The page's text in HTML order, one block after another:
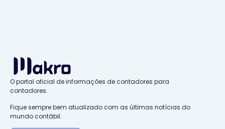
O portal oficial de informações de contadores para
contadores.
Fique sempre bem atualizado com as últimas notícias do
mundo contábil.